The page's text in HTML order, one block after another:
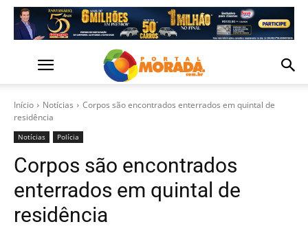
Início Notícias
Corpos são encontrados enterrados em quintal de
residência
Notícias Polícia
Corpos são encontrados
enterrados em quintal de
residência